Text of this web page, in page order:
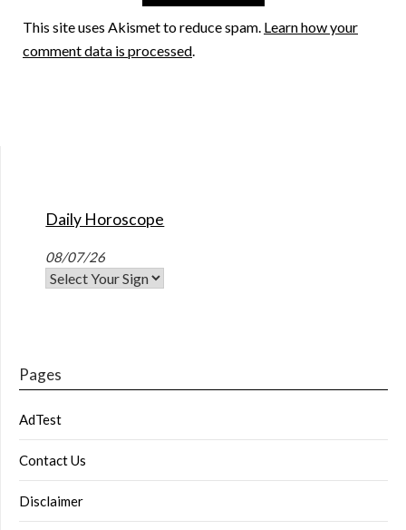
This site uses Akismet to reduce spam. Learn how your
comment data is processed.
Daily Horoscope
08/07/26
Pages
AdTest
Contact Us
Disclaimer